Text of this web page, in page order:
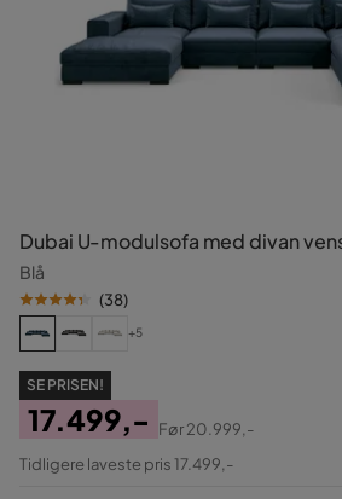
Dubai U-modulsofa med divan
Blå
(38)
+5
SE PRISEN!
Pris
17.499,-
Original
Før20.999,-
Tidligere laveste pris 17.499,-